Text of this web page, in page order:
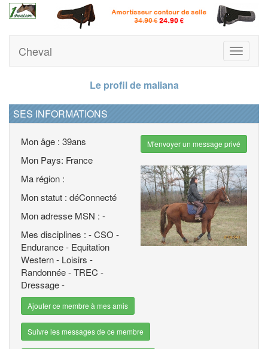
Toggle
Cheval
Le profil de maliana
SES INFORMATIONS
Mon âge : 39ans
Mon Pays: France
Ma région :
Mon statut : déConnecté
Mon adresse MSN : -
Mes disciplines : - CSO -
Endurance - Equitation
Western - Loisirs -
Randonnée - TREC -
Dressage -
Ajouter ce membre à mes amis
Suivre les messages de ce membre
M'envoyer un message privé